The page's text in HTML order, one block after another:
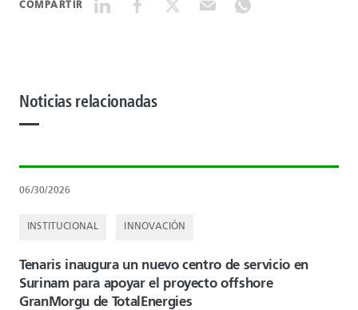
COMPARTIR
Noticias relacionadas
06/30/2026
INSTITUCIONAL INNOVACIÓN
Tenaris inaugura un nuevo centro de servicio en
Surinam para apoyar el proyecto offshore
GranMorgu de TotalEnergies